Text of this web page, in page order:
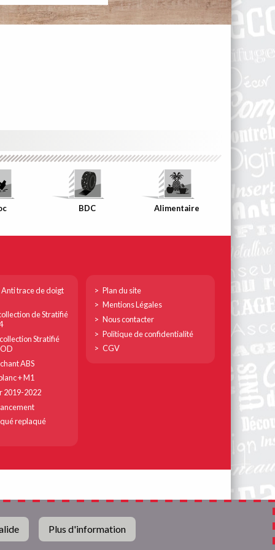
BDC Alimentaire
trace de doigt
de Stratifié
Stratifié
ABS
+ M1
2019-2022
replaqué
Footer
col
Plan du site
Mentions Légales
Nous contacter
Politique de confidentialité
CGV
Plus d'information